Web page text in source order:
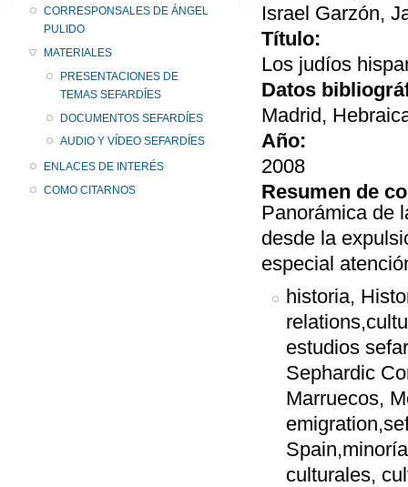
CORRESPONSALES DE ÁNGEL
PULIDO
MATERIALES
PRESENTACIONES DE
TEMAS SEFARDÍES
DOCUMENTOS SEFARDÍES
AUDIO Y VÍDEO SEFARDÍES
ENLACES DE INTERÉS
COMO CITARNOS
Israel Garzón,
Título:
Los judíos
Datos
Madrid,
Año:
2008
Resumen de
Panorámica de
desde la
especial
historia,
estudios
Sephardic
Marruecos,
culturales,